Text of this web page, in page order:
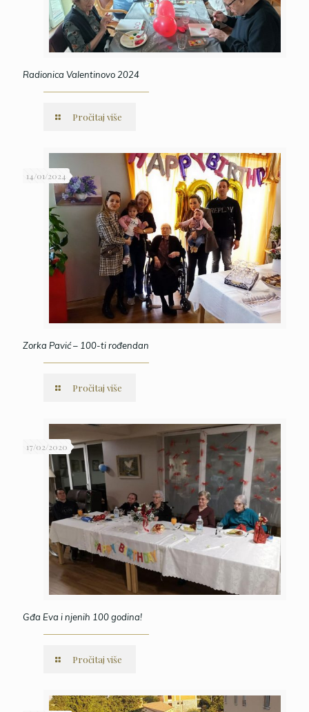
Radionica Valentinovo 2024
Pročitaj više
14/01/2024
Zorka Pavić – 100-ti rođendan
Pročitaj više
17/02/2020
Gđa Eva i njenih 100 godina!
Pročitaj više